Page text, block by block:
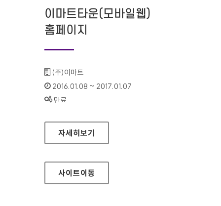
이마트타운(모바일웹)
홈페이지
기관명 :
(주)이마트
인증기간 :
2016.01.08 ~ 2017.01.07
상태 :
만료
이마트타운(모바일웹) 홈페이지
자세히보기
사이트이동